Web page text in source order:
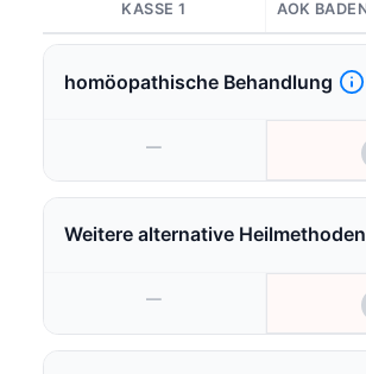
KASSE 1
homöopathische Behandlung
—
Weitere alternative Heilmethoden
—